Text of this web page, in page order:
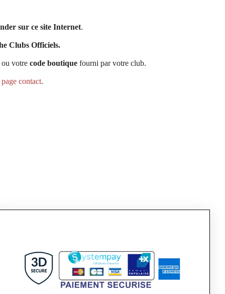
sur ce site Internet.
Clubs Officiels.
votre code boutiquefourni par votre club.
page contact.